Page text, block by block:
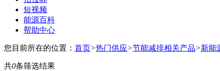
短视频
能源百科
帮助中心
您目前所在的位置： 首页>热门供应>节能减排相关产品>新能
共0条筛选结果